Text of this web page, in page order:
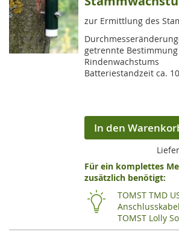
zur Ermittlung des
getrennte
Rindenwachstums
Batteriestandzeit ca.
In den
Für ein komplettes
zusätzlich benötigt:
TOMST TMD
Anschlusskabel
TOMST Lolly